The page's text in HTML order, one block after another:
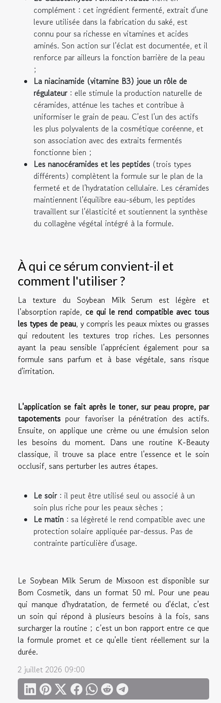
complément : cet ingrédient fermenté, extrait d'une
levure utilisée dans la fabrication du saké, est
connu pour sa richesse en vitamines et acides
aminés. Son action sur l'éclat est documentée, et il
renforce par ailleurs la fonction barrière de la peau
;
La niacinamide (vitamine B3) joue un rôle de
régulateur: elle stimule la production naturelle de
céramides, atténue les taches et contribue à
uniformiser le grain de peau. C'est l'un des actifs
les plus polyvalents de la cosmétique coréenne, et
son association avec des extraits fermentés
fonctionne bien ;
Les nanocéramides et les peptides (trois types
différents) complètent la formule sur le plan de la
fermeté et de l'hydratation cellulaire. Les céramides
maintiennent l'équilibre eau-sébum, les peptides
travaillent sur l'élasticité et soutiennent la synthèse
du collagène végétal intégré à la formule.
À qui ce sérum convient-il et
comment l'utiliser ?
La texture du Soybean Milk Serum est légère et
l'absorption rapide, ce qui le rend compatible avec tous
les types de peau, y compris les peaux mixtes ou grasses
qui redoutent les textures trop riches. Les personnes
ayant la peau sensible l'apprécient également pour sa
formule sans parfum et à base végétale, sans risque
d'irritation.
L'application se fait après le toner, sur peau propre, par
tapotements pour favoriser la pénétration des actifs.
Ensuite, on applique une crème ou une émulsion selon
les besoins du moment. Dans une routine K-Beauty
classique, il trouve sa place entre l'essence et le soin
occlusif, sans perturber les autres étapes.
Le soir: il peut être utilisé seul ou associé à un
soin plus riche pour les peaux sèches ;
Le matin : sa légèreté le rend compatible avec une
protection solaire appliquée par-dessus. Pas de
contrainte particulière d'usage.
Le Soybean Milk Serum de Mixsoon est disponible sur
Bom Cosmetik, dans un format 50 ml. Pour une peau
qui manque d'hydratation, de fermeté ou d'éclat, c'est
un soin qui répond à plusieurs besoins à la fois, sans
surcharger la routine ; c’est un bon rapport entre ce que
la formule promet et ce qu'elle tient réellement sur la
durée.
2 juillet 2026 09:00